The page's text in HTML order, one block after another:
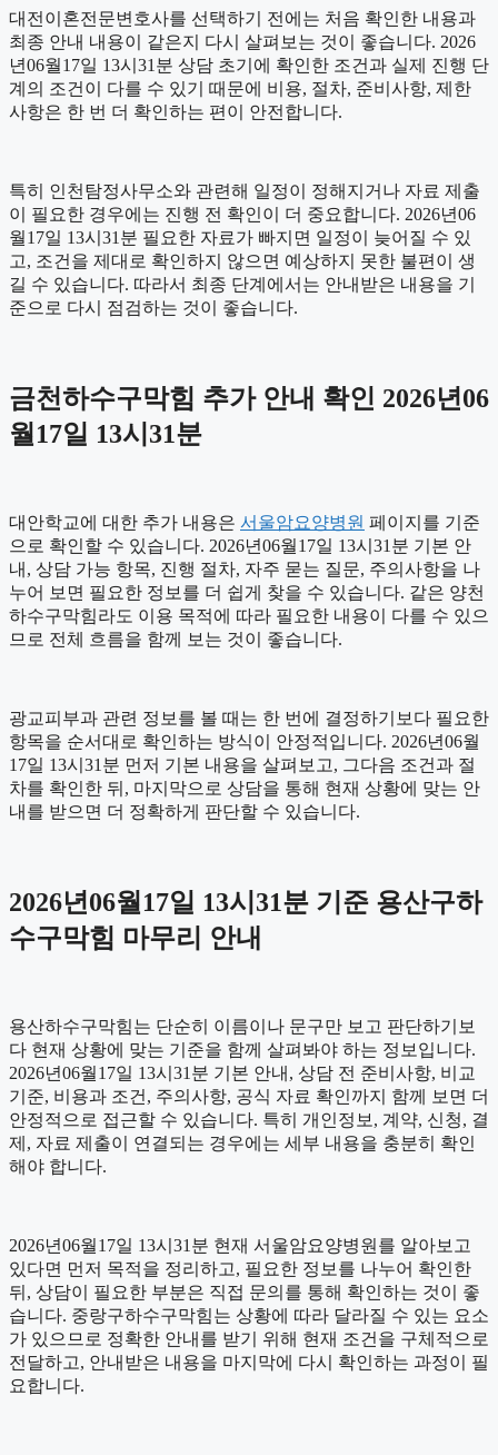
대전이혼전문변호사를 선택하기 전에는 처음 확인한 내용과
최종 안내 내용이 같은지 다시 살펴보는 것이 좋습니다. 2026
년06월17일 13시31분 상담 초기에 확인한 조건과 실제 진행 단
계의 조건이 다를 수 있기 때문에 비용, 절차, 준비사항, 제한
사항은 한 번 더 확인하는 편이 안전합니다.
특히 인천탐정사무소와 관련해 일정이 정해지거나 자료 제출
이 필요한 경우에는 진행 전 확인이 더 중요합니다. 2026년06
월17일 13시31분 필요한 자료가 빠지면 일정이 늦어질 수 있
고, 조건을 제대로 확인하지 않으면 예상하지 못한 불편이 생
길 수 있습니다. 따라서 최종 단계에서는 안내받은 내용을 기
준으로 다시 점검하는 것이 좋습니다.
금천하수구막힘 추가 안내 확인 2026년06
월17일 13시31분
대안학교에 대한 추가 내용은 서울암요양병원 페이지를 기준
으로 확인할 수 있습니다. 2026년06월17일 13시31분 기본 안
내, 상담 가능 항목, 진행 절차, 자주 묻는 질문, 주의사항을 나
누어 보면 필요한 정보를 더 쉽게 찾을 수 있습니다. 같은 양천
하수구막힘라도 이용 목적에 따라 필요한 내용이 다를 수 있으
므로 전체 흐름을 함께 보는 것이 좋습니다.
광교피부과 관련 정보를 볼 때는 한 번에 결정하기보다 필요한
항목을 순서대로 확인하는 방식이 안정적입니다. 2026년06월
17일 13시31분 먼저 기본 내용을 살펴보고, 그다음 조건과 절
차를 확인한 뒤, 마지막으로 상담을 통해 현재 상황에 맞는 안
내를 받으면 더 정확하게 판단할 수 있습니다.
2026년06월17일 13시31분 기준 용산구하
수구막힘 마무리 안내
용산하수구막힘는 단순히 이름이나 문구만 보고 판단하기보
다 현재 상황에 맞는 기준을 함께 살펴봐야 하는 정보입니다.
2026년06월17일 13시31분 기본 안내, 상담 전 준비사항, 비교
기준, 비용과 조건, 주의사항, 공식 자료 확인까지 함께 보면 더
안정적으로 접근할 수 있습니다. 특히 개인정보, 계약, 신청, 결
제, 자료 제출이 연결되는 경우에는 세부 내용을 충분히 확인
해야 합니다.
2026년06월17일 13시31분 현재 서울암요양병원를 알아보고
있다면 먼저 목적을 정리하고, 필요한 정보를 나누어 확인한
뒤, 상담이 필요한 부분은 직접 문의를 통해 확인하는 것이 좋
습니다. 중랑구하수구막힘는 상황에 따라 달라질 수 있는 요소
가 있으므로 정확한 안내를 받기 위해 현재 조건을 구체적으로
전달하고, 안내받은 내용을 마지막에 다시 확인하는 과정이 필
요합니다.